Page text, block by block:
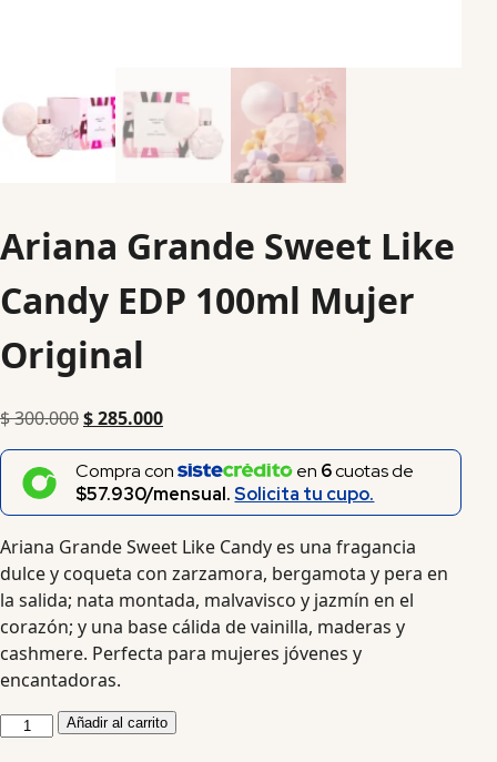
Ariana Grande Sweet Like
Candy EDP 100ml Mujer
Original
$300.000$285.000
Compra con en 6cuotas de
$57.930/mensual.Solicita tu cupo.
Ariana Grande Sweet Like Candy es una fragancia
dulce y coqueta con zarzamora, bergamota y pera en
la salida; nata montada, malvavisco y jazmín en el
corazón; y una base cálida de vainilla, maderas y
cashmere. Perfecta para mujeres jóvenes y
encantadoras.
Añadir al carrito